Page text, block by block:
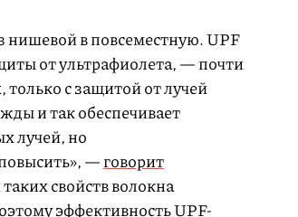
в повсеместную. UPF
от ультрафиолета, — почти
только с защитой от лучей
и так обеспечивает
лучей, но
—говорит
свойств волокна
эффективность UPF-